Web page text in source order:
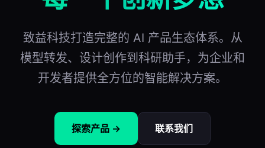
致益科技打造完整的 AI 产品生态体系。从
模型转发、设计创作到科研助手，为企业和
开发者提供全方位的智能解决方案。
探索产品 → 联系我们